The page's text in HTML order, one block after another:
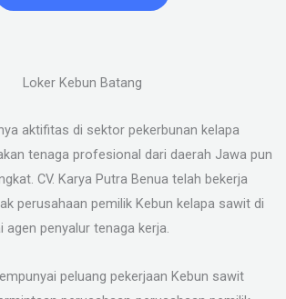
Loker Kebun Batang
aktifitas di sektor pekerbunan kelapa
tenaga profesional dari daerah Jawa pun
CV. Karya Putra Benua telah bekerja
perusahaan pemilik Kebun kelapa sawit di
agen penyalur tenaga kerja.
peluang pekerjaan Kebun sawit